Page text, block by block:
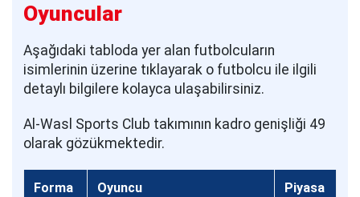
Oyuncular
Aşağıdaki tabloda yer alan futbolcuların
isimlerinin üzerine tıklayarak o futbolcu ile ilgili
detaylı bilgilere kolayca ulaşabilirsiniz.
Al-Wasl Sports Club takımının kadro genişliği 49
olarak gözükmektedir.
Forma
Oyuncu
Piyasa